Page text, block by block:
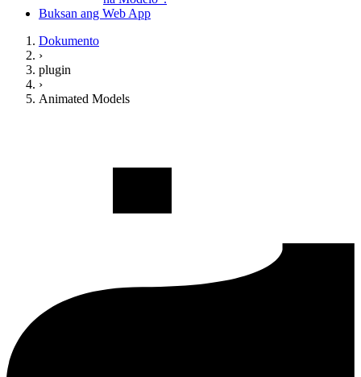
Buksan ang Web App
Dokumento
›
plugin
›
Animated Models